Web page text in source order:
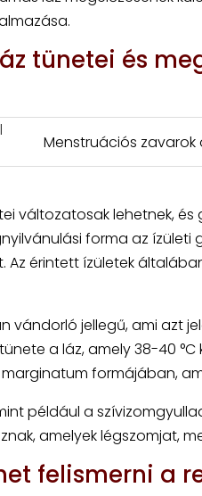
tünetei és
Menstruációs zavarok
változatosak lehetnek,
forma az ízületi
érintett ízületek
vándorló jellegű, ami azt
a láz, amely 38-40
formájában,
például a
amelyek légszomjat,
felismerni a